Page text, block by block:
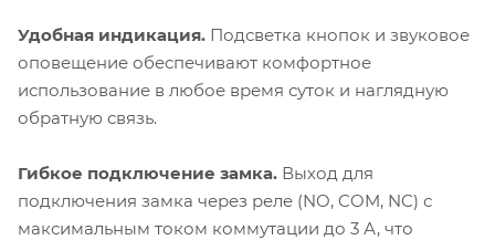
Удобная индикация. Подсветка кнопок и звуковое
оповещение обеспечивают комфортное
использование в любое время суток и наглядную
обратную связь.
Гибкое подключение замка. Выход для
подключения замка через реле (NO, COM, NC) с
максимальным током коммутации до 3 А, что